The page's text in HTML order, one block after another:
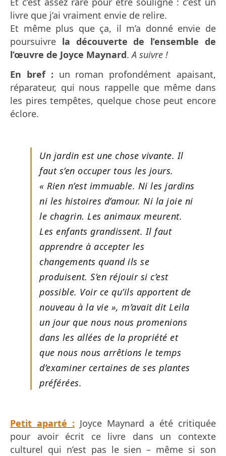
livre que j’ai vraiment envie de relire.
Et même plus que ça, il m’a donné envie de
poursuivre la découverte de l’ensemble de
l’œuvre de Joyce Maynard.A suivre !
En bref : un roman profondément apaisant,
réparateur, qui nous rappelle que même dans
les pires tempêtes, quelque chose peut encore
éclore.
Un jardin est une chose vivante. Il
faut s’en occuper tous les jours.
« Rien n’est immuable. Ni les jardins
ni les histoires d’amour. Ni la joie ni
le chagrin. Les animaux meurent.
Les enfants grandissent. Il faut
apprendre à accepter les
changements quand ils se
produisent. S’en réjouir si c’est
possible. Voir ce qu’ils apportent de
nouveau à la vie », m’avait dit Leila
un jour que nous nous promenions
dans les allées de la propriété et
que nous nous arrêtions le temps
d’examiner certaines de ses plantes
préférées.
Petit aparté : Joyce Maynard a été critiquée
pour avoir écrit ce livre dans un contexte
culturel qui n’est pas le sien – même si son